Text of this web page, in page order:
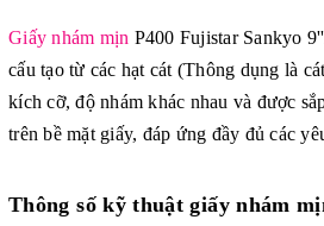
Giấy nhám mịn P400 Fujistar Sankyo
cấu tạo từ các hạt cát (Thông dụng là
kích cỡ, độ nhám khác nhau và được
trên bề mặt giấy, đáp ứng đầy đủ các
Thông số kỹ thuậtgiấy nhám